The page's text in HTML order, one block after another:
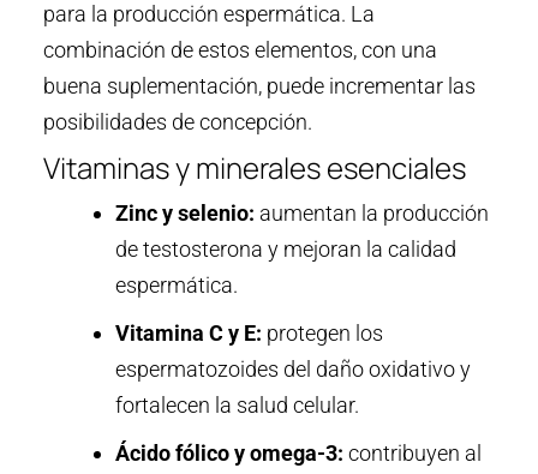
para la producción espermática. La
combinación de estos elementos, con una
buena suplementación, puede incrementar las
posibilidades de concepción.
Vitaminas y minerales esenciales
Zinc y selenio: aumentan la producción
de testosterona y mejoran la calidad
espermática.
Vitamina C y E: protegen los
espermatozoides del daño oxidativo y
fortalecen la salud celular.
Ácido fólico y omega-3: contribuyen al